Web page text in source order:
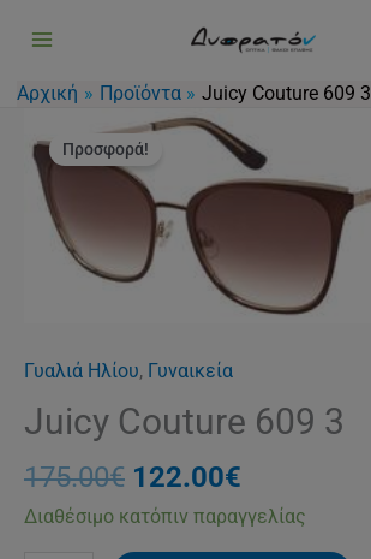
περιεχόμενο
Αρχική Προϊόντα Juicy Couture 609 3
Προσφορά!
Γυαλιά Ηλίου, Γυναικεία
Juicy Couture 609 3
175.00€
Original
price
was:
175.00€.
122.00€
τρέχουσα
τιμή
122.00€.
Διαθέσιμο κατόπιν παραγγελίας
Couture
609
ποσότητα
ποσότητα